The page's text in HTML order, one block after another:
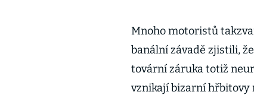
Mnoho motoristů
banální závadě zjistili,
tovární záruka totiž
vznikají bizarní hřbitovy